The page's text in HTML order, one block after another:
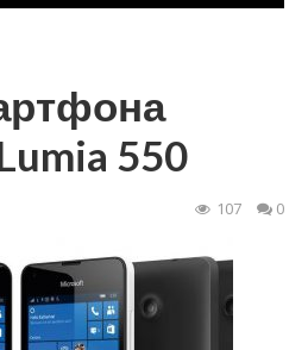
550
107 0